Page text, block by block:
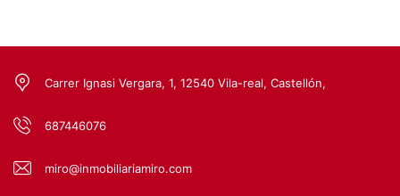
Carrer Ignasi Vergara, 1, 12540 Vila-real, Castellón,
687446076
miro@inmobiliariamiro.com